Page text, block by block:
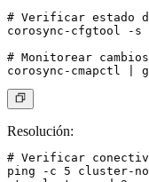
# Verificar estado
corosync-cfgtool -s
# Monitorear
Resolución:
# Verificar
ping -c 5 cluster-